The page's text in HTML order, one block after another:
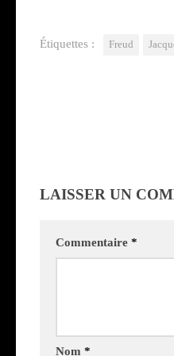
Étiquettes : Freud
LAISSER UN
Commentaire *
Nom *